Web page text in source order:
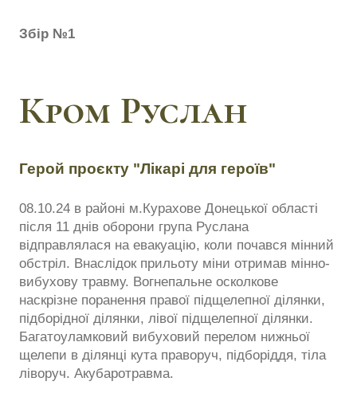
Збір №1
Кром Руслан
Герой проєкту "Лікарі для героїв"
08.10.24 в районі м.Курахове Донецької області
після 11 днів оборони група Руслана
відправлялася на евакуацію, коли почався мінний
обстріл. Внаслідок прильоту міни отримав мінно-
вибухову травму. Вогнепальне осколкове
наскрізне поранення правої підщелепної ділянки,
підборідної ділянки, лівої підщелепної ділянки.
Багатоуламковий вибуховий перелом нижньої
щелепи в ділянці кута праворуч, підборіддя, тіла
ліворуч. Акубаротравма.